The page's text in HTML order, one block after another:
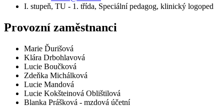
I. stupeň, TU - 1. třída, Speciální pedagog, klinický logoped
Provozní zaměstnanci
Marie Ďurišová
Klára Drbohlavová
Lucie Boučková
Zdeňka Michálková
Lucie Mandová
Lucie Kokšteinová Oblištilová
Blanka Prášková - mzdová účetní